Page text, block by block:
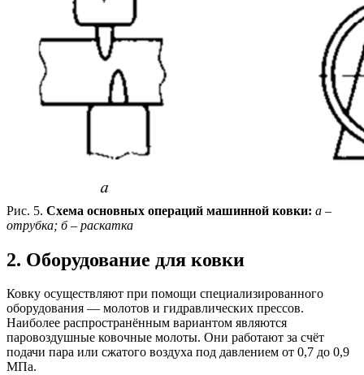
Рис. 5. Схема основных операций машинной ковки: а –
отрубка; б – раскатка
2. Оборудование для ковки
Ковку осуществляют при помощи специализированного
оборудования — молотов и гидравлических прессов.
Наиболее распространённым вариантом являются
паровоздушные ковочные молоты. Они работают за счёт
подачи пара или сжатого воздуха под давлением от 0,7 до 0,9
МПа.